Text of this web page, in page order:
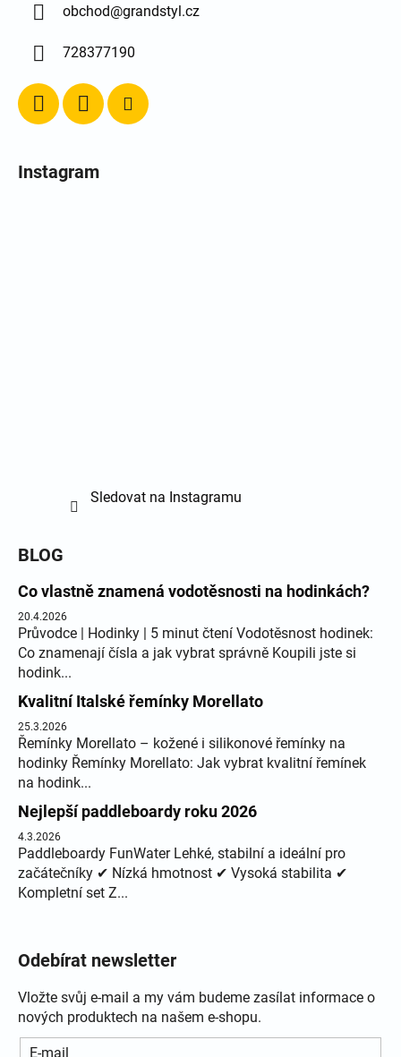
obchod@grandstyl.cz
728377190
Instagram
Sledovat na Instagramu
BLOG
Co vlastně znamená vodotěsnosti na hodinkách?
20.4.2026
Průvodce | Hodinky | 5 minut čtení Vodotěsnost hodinek:
Co znamenají čísla a jak vybrat správně Koupili jste si
hodink...
Kvalitní Italské řemínky Morellato
25.3.2026
Řemínky Morellato – kožené i silikonové řemínky na
hodinky Řemínky Morellato: Jak vybrat kvalitní řemínek
na hodink...
Nejlepší paddleboardy roku 2026
4.3.2026
Paddleboardy FunWater Lehké, stabilní a ideální pro
začátečníky ✔ Nízká hmotnost ✔ Vysoká stabilita ✔
Kompletní set Z...
Odebírat newsletter
Vložte svůj e-mail a my vám budeme zasílat informace o
nových produktech na našem e-shopu.
E-mail